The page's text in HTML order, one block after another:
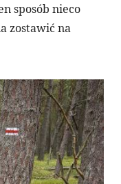
sposób nieco
zostawić na